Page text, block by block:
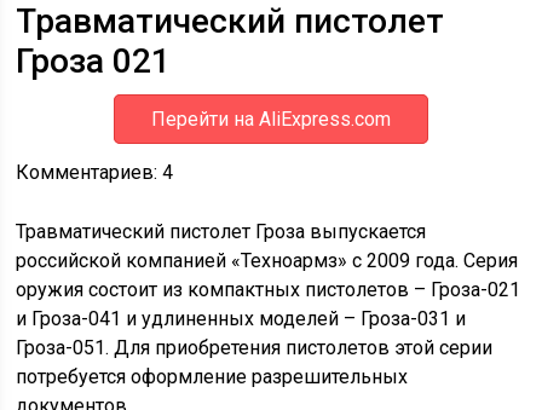
Травматический пистолет
Гроза 021
Перейти на AliExpress.com
Комментариев:4
Травматический пистолет Гроза выпускается
российской компанией «Техноармз» с 2009 года. Серия
оружия состоит из компактных пистолетов – Гроза-021
и Гроза-041 и удлиненных моделей – Гроза-031 и
Гроза-051. Для приобретения пистолетов этой серии
потребуется оформление разрешительных